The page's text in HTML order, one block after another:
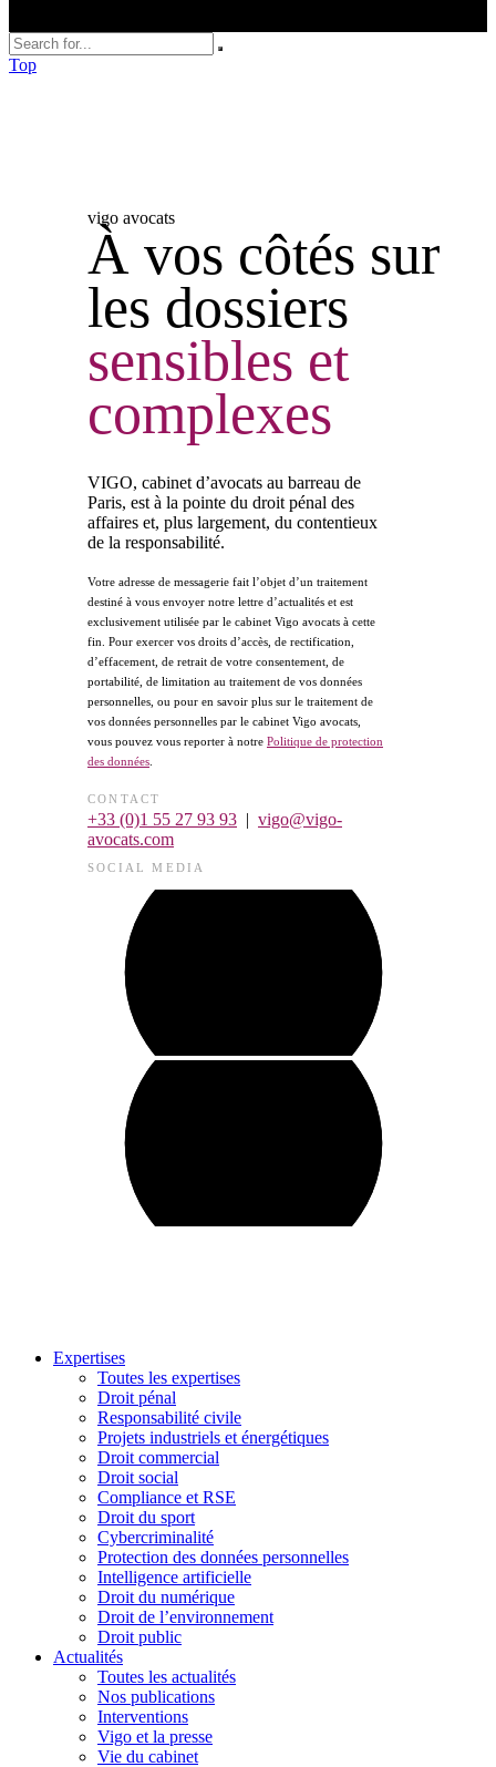
Top
vigo avocats
À vos côtés sur
les dossiers
sensibles et
complexes
VIGO, cabinet d’avocats au barreau de
Paris, est à la pointe du droit pénal des
affaires et, plus largement, du contentieux
de la responsabilité.
Votre adresse de messagerie fait l’objet d’un traitement
destiné à vous envoyer notre lettre d’actualités et est
exclusivement utilisée par le cabinet Vigo avocats à cette
fin. Pour exercer vos droits d’accès, de rectification,
d’effacement, de retrait de votre consentement, de
portabilité, de limitation au traitement de vos données
personnelles, ou pour en savoir plus sur le traitement de
vos données personnelles par le cabinet Vigo avocats,
vous pouvez vous reporter à notre Politique de protection
des données
CONTACT
+33 (0)1 55 27 93 93 | vigo@vigo-
avocats.com
SOCIAL MEDIA
Expertises
Toutes les expertises
Droit pénal
Responsabilité civile
Projets industriels et énergétiques
Droit commercial
Droit social
Compliance et RSE
Droit du sport
Cybercriminalité
Protection des données personnelles
Intelligence artificielle
Droit du numérique
Droit de l’environnement
Droit public
Actualités
Toutes les actualités
Nos publications
Interventions
Vigo et la presse
Vie du cabinet